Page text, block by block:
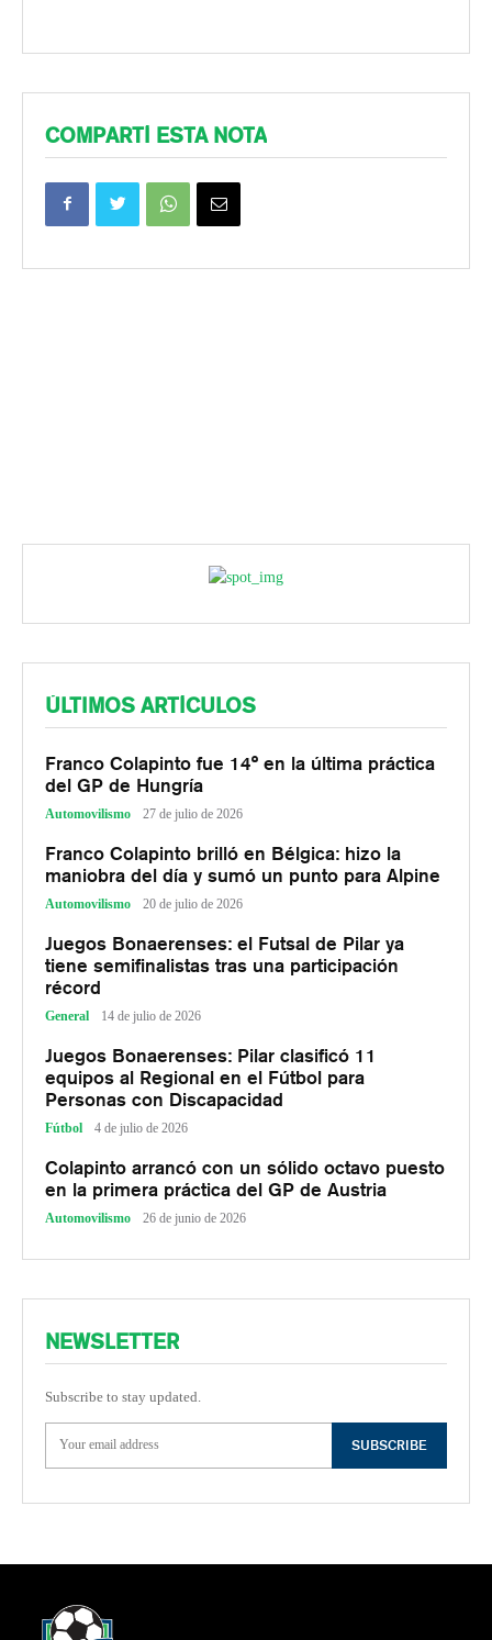
COMPARTÍ ESTA NOTA
ÚLTIMOS ARTÍCULOS
Franco Colapinto fue 14° en la última práctica
del GP de Hungría
Automovilismo 27 de julio de 2026
Franco Colapinto brilló en Bélgica: hizo la
maniobra del día y sumó un punto para Alpine
Automovilismo 20 de julio de 2026
Juegos Bonaerenses: el Futsal de Pilar ya
tiene semifinalistas tras una participación
récord
General 14 de julio de 2026
Juegos Bonaerenses: Pilar clasificó 11
equipos al Regional en el Fútbol para
Personas con Discapacidad
Fútbol 4 de julio de 2026
Colapinto arrancó con un sólido octavo puesto
en la primera práctica del GP de Austria
Automovilismo 26 de junio de 2026
NEWSLETTER
Subscribe to stay updated.
SUBSCRIBE